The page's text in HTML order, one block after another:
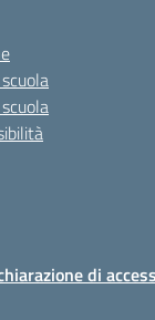
di